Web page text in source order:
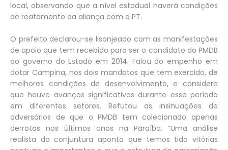
local, observando que a nível estadual haverá condições
de reatamento da aliança com o PT.
O prefeito declarou-se lisonjeado com as manifestações
de apoio que tem recebido para ser o candidato do PMDB
ao governo do Estado em 2014. Falou do empenho em
dotar Campina, nos dois mandatos que tem exercido, de
melhores condições de desenvolvimento, e considera
que houve avanços significativos durante esse período
em diferentes setores. Refutou as insinuações de
adversários de que o PMDB tem colecionado apenas
derrotas nos últimos anos na Paraíba. “Uma análise
realista da conjuntura aponta que temos tido vitórias